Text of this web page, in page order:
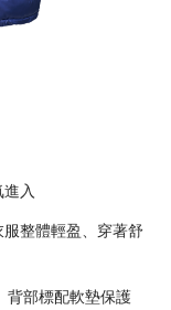
入
整體輕盈、穿著舒
背部標配軟墊保護